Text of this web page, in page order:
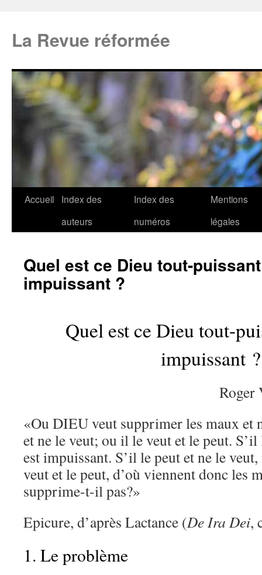
La Revue réformée
Accueil
Index des
auteurs
Index des
numéros
Mentions
légales
Quel est ce Dieu tout-
impuissant ?
Quel est ce Dieu tout-
impuissant ?
«Ou DIEU veut supprimer les maux et
et ne le veut; ou il le veut et le peut.
est impuissant. S’il le peut et ne le
veut et le peut, d’où viennent donc les
supprime-t-il pas?»
Epicure, d’après Lactance (De Ira Dei,
1. Le problème